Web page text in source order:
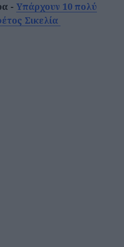
- Υπάρχουν 10 πολύ
Σικελία